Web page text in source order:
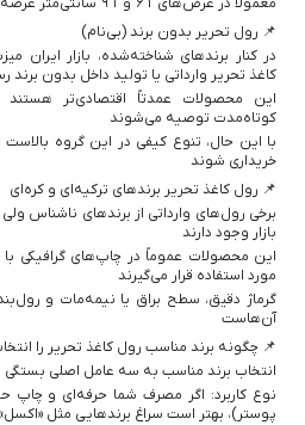
📌 رول تحریر بدون برند (بی‌نام)
در کنار برندهای شناخته‌شده، بازار ایران
کاغذ تحریر وارداتی یا تولید داخل بدون
این محصولات عمدتاً اقتصادی‌تر هستند
کوتاه‌مدت توصیه می‌شوند
با این حال، تنوع کیفی در این گروه
خریداری شوند
📌 رول کاغذ تحریر برندهای ترکیه‌ای و کره‌ای
برخی رول‌های وارداتی از برندهای ناشناس
بازار وجود دارند
این محصولات عموماً در چاپ‌های گرافیکی
مورد استفاده قرار می‌گیرند
گرماژ دقیق، سطح براق یا نیمه‌مات و
آن‌هاست
📌 چگونه برند مناسب رول کاغذ تحریر را
انتخاب برند مناسب به سه عامل اصلی بستگی
نوع کاربرد: اگر مصرف شما حرفه‌ای و
پوستر)، بهتر است سراغ برندهایی مثل